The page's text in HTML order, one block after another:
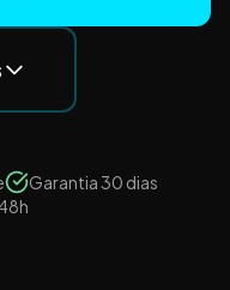
Garantia 30 dias